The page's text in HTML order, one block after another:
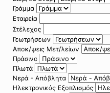
Γράμμα
Εταιρεία
Στέλεχος
Γεωτρήσεων
Αποκ/ψεις Μετ/λείων
Πράσινο
Πλωτά
Νερά - Απόβλητα
Ηλεκτρονικός Εξοπλισμός